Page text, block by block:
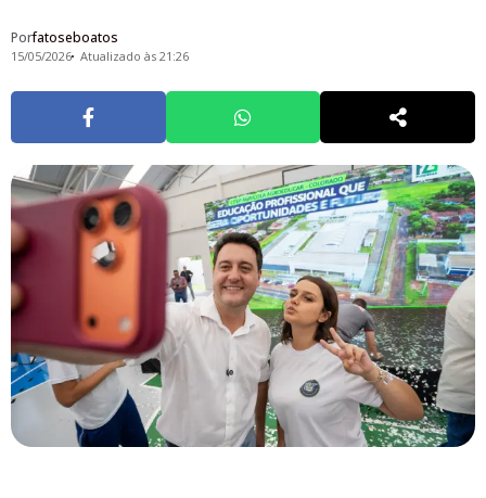
Porfatoseboatos
15/05/2026 Atualizado às 21:26